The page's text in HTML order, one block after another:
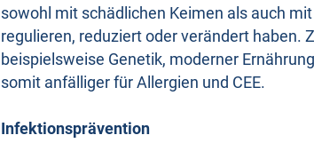
sowohl mit schädlichen Keimen als auch
regulieren, reduziert oder verändert haben.
beispielsweise Genetik, moderner
somit anfälliger für Allergien und CEE.
Infektionsprävention